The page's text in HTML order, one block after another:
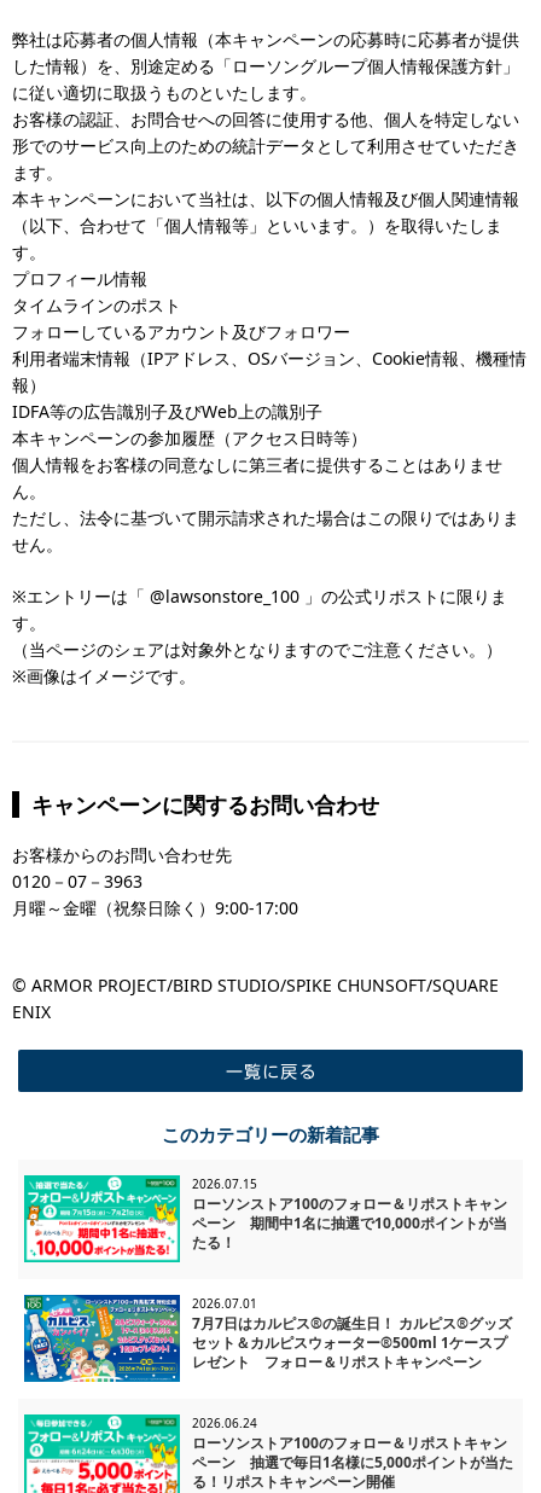
弊社は応募者の個人情報（本キャンペーンの応募時に応募者が提供
した情報）を、別途定める「ローソングループ個人情報保護方針」
に従い適切に取扱うものといたします。
お客様の認証、お問合せへの回答に使用する他、個人を特定しない
形でのサービス向上のための統計データとして利用させていただき
ます。
本キャンペーンにおいて当社は、以下の個人情報及び個人関連情報
（以下、合わせて「個人情報等」といいます。）を取得いたしま
す。
プロフィール情報
タイムラインのポスト
フォローしているアカウント及びフォロワー
利用者端末情報（IPアドレス、OSバージョン、Cookie情報、機種情
報）
IDFA等の広告識別子及びWeb上の識別子
本キャンペーンの参加履歴（アクセス日時等）
個人情報をお客様の同意なしに第三者に提供することはありませ
ん。
ただし、法令に基づいて開示請求された場合はこの限りではありま
せん。
※エントリーは「 @lawsonstore_100 」の公式リポストに限りま
す。
（当ページのシェアは対象外となりますのでご注意ください。）
※画像はイメージです。
キャンペーンに関するお問い合わせ
お客様からのお問い合わせ先
0120－07－3963
月曜～金曜（祝祭日除く）9:00-17:00
© ARMOR PROJECT/BIRD STUDIO/SPIKE CHUNSOFT/SQUARE
ENIX
このカテゴリーの新着記事
2026.07.15
ローソンストア100のフォロー＆リポストキャン
ペーン 期間中1名に抽選で10,000ポイントが当
たる！
2026.07.01
7月7日はカルピス®の誕生日！ カルピス®グッズ
セット＆カルピスウォーター®500ml 1ケースプ
レゼント フォロー＆リポストキャンペーン
2026.06.24
ローソンストア100のフォロー＆リポストキャン
ペーン 抽選で毎日1名様に5,000ポイントが当た
る！リポストキャンペーン開催